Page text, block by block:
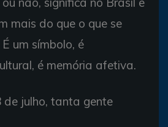
mais do que o que se
um símbolo, é
é memória afetiva.
de julho, tanta gente